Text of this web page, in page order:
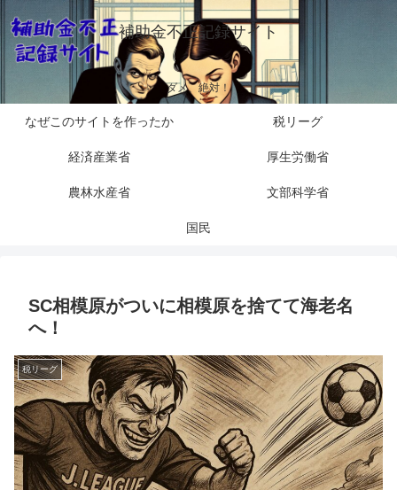
補助金不正記録サイト
ダメ、絶対！
なぜこのサイトを作ったか 税リーグ
経済産業省 厚生労働省
農林水産省 文部科学省
国民
SC相模原がついに相模原を捨てて海老名
へ！
税リーグ